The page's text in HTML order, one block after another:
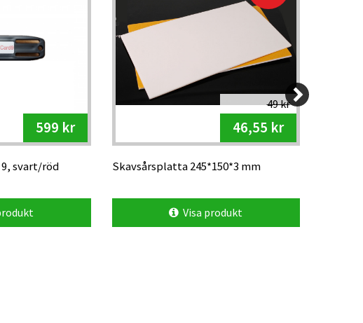
599 kr
svart/röd
49 kr
46,55 kr
Skavsårsplatta 245*150*3 mm
Visa produkt